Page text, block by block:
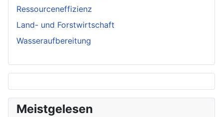
Ressourceneffizienz
Land- und Forstwirtschaft
Wasseraufbereitung
Meistgelesen